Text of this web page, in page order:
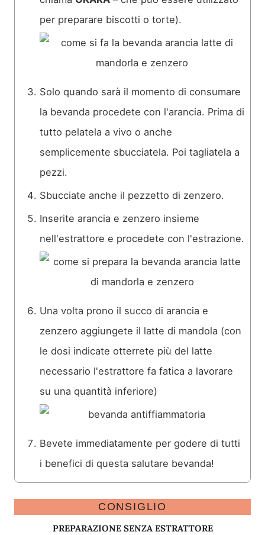
per preparare biscotti o torte).
Solo quando sarà il momento di consumare
la bevanda procedete con l'arancia. Prima di
tutto pelatela a vivo o anche
semplicemente sbucciatela. Poi tagliatela a
pezzi.
Sbucciate anche il pezzetto di zenzero.
Inserite arancia e zenzero insieme
nell'estrattore e procedete con l'estrazione.
Una volta prono il succo di arancia e
zenzero aggiungete il latte di mandola (con
le dosi indicate otterrete più del latte
necessario l'estrattore fa fatica a lavorare
su una quantità inferiore)
Bevete immediatamente per godere di tutti
i benefici di questa salutare bevanda!
CONSIGLIO
PREPARAZIONE SENZA ESTRATTORE